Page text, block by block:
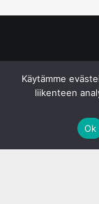
Käytämme
liikenteen
Ok